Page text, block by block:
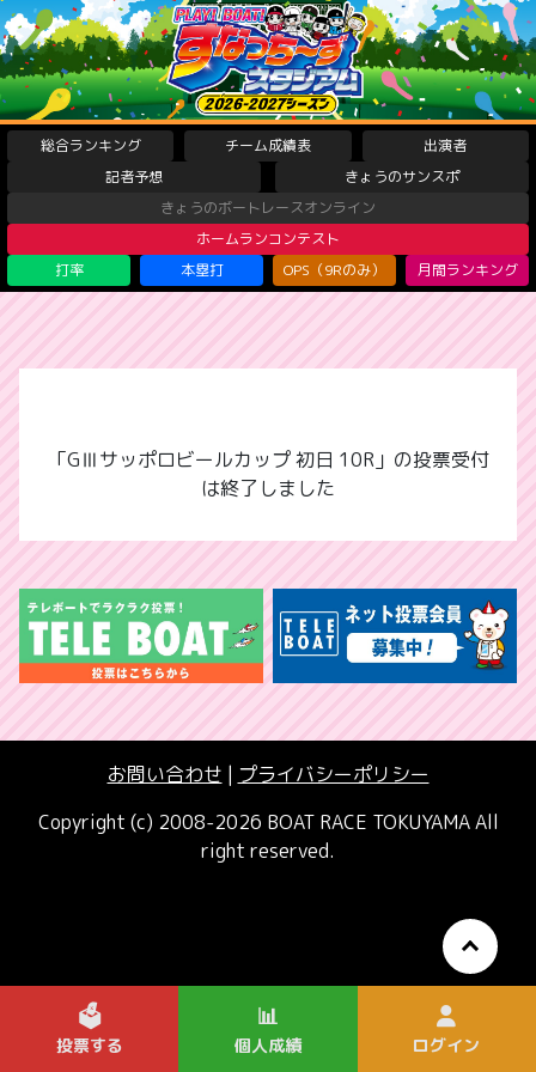
総合ランキング チーム成績表
出演者
記者予想
きょうのサンスポ
きょうのボートレースオンライン
ホームランコンテスト
打率
本塁打 OPS（9Rのみ） 月間ランキング
「GⅢサッポロビールカップ 初日 10R」の投票受付
は終了しました
お問い合わせ | プライバシーポリシー
Copyright (c) 2008-2026 BOAT RACE TOKUYAMA All
right reserved.
🗳️
投票する
📊
個人成績 ログイン